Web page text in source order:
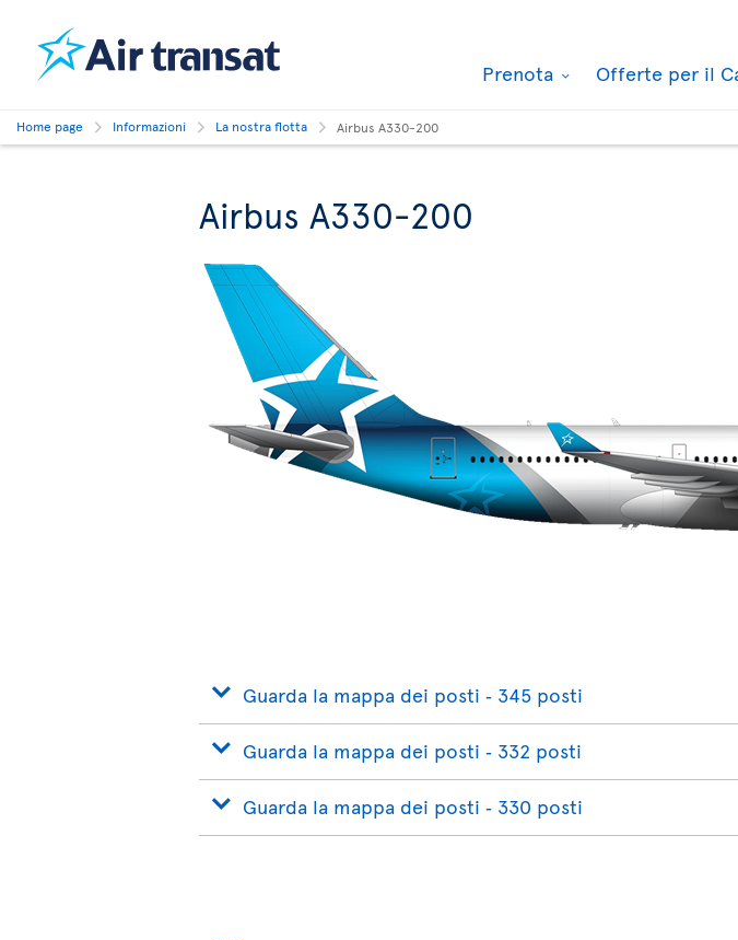
Prenota Offerte per il
Home page Informazioni La nostra flotta Airbus A330-200
Airbus A330-200
Guarda la mappa dei posti ‐ 345 posti
Guarda la mappa dei posti ‐ 332 posti
Guarda la mappa dei posti ‐ 330 posti